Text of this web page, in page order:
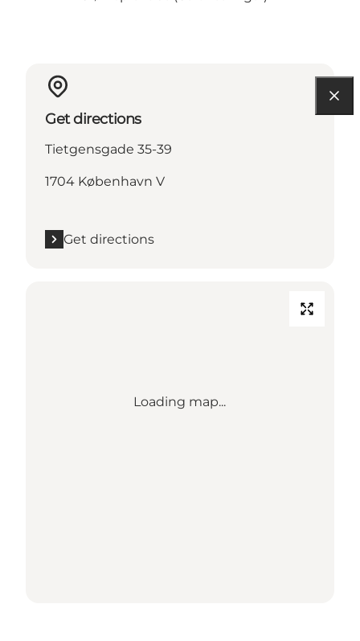
Get directions
Tietgensgade 35-39
1704 København V
Get directions
Loading map...